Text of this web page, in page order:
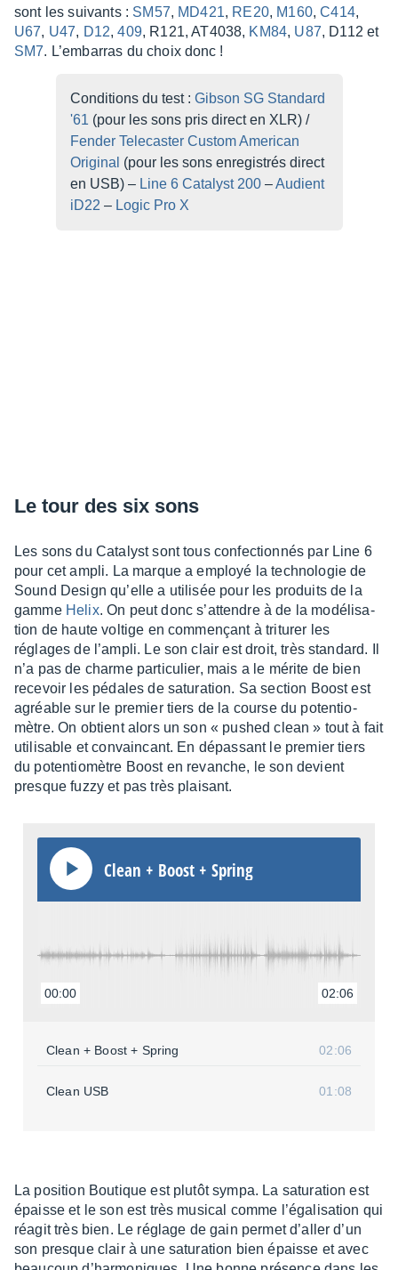
sont les suivants : SM57, MD421, RE20, M160,C414,
U67, U47, D12,409, R121, AT4038, KM84, U87, D112 et
SM7. L’em­bar­ras du choix donc !
Condi­tions du test : Gibson SG Stan­dard
'61 (pour les sons pris direct en XLR) /
Fender Tele­cas­ter Custom Ameri­can
Origi­nal (pour les sons enre­gis­trés direct
en USB) – Line 6 Cata­lyst 200–Audient
iD22 – Logic Pro X
Le tour des six sons
Les sons du Cata­lyst sont tous confec­tion­nés par Line 6
pour cet ampli. La marque a employé la tech­no­lo­gie de
Sound Design qu’elle a utili­sée pour les produits de la
gamme Helix. On peut donc s’at­tendre à de la modé­li­sa­
tion de haute voltige en commençant à tritu­rer les
réglages de l’am­pli. Le son clair est droit, très stan­dard. Il
n’a pas de charme parti­cu­lier, mais a le mérite de bien
rece­voir les pédales de satu­ra­tion. Sa section Boost est
agréable sur le premier tiers de la course du poten­tio­
mètre. On obtient alors un son « pushed clean » tout à fait
utili­sable et convain­cant. En dépas­sant le premier tiers
du poten­tio­mètre Boost en revanche, le son devient
presque fuzzy et pas très plai­sant.
Clean + Boost + Spring
00:00 02:06
Clean + Boost + Spring 02:06
Clean USB 01:08
La posi­tion Boutique est plutôt sympa. La satu­ra­tion est
épaisse et le son est très musi­cal comme l’éga­li­sa­tion qui
réagit très bien. Le réglage de gain permet d’al­ler d’un
son presque clair à une satu­ra­tion bien épaisse et avec